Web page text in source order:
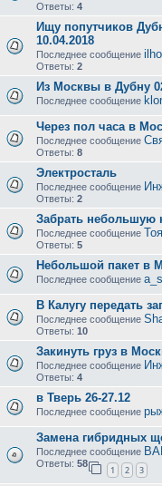
Ответы: 4
Ищу попутчиков
10.04.2018
Последнее сообщение
Ответы: 2
Из Москвы в Дубну
Последнее сообщение
Через пол часа в
Последнее сообщение
Ответы: 8
Электросталь
Последнее сообщение
Ответы: 2
Забрать небольшую
Последнее сообщение
Ответы: 5
Небольшой пакет в
Последнее сообщение
В Калугу передать
Последнее сообщение
Ответы: 10
Закинуть груз в
Последнее сообщение
Ответы: 4
в Тверь 26-27.12
Последнее сообщение
Замена гибридных
Последнее сообщение
Ответы: 58
1 2 3